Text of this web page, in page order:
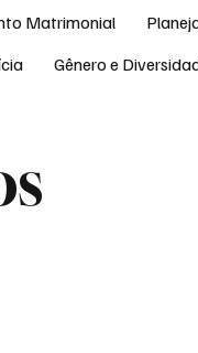
Matrimonial
Gênero e